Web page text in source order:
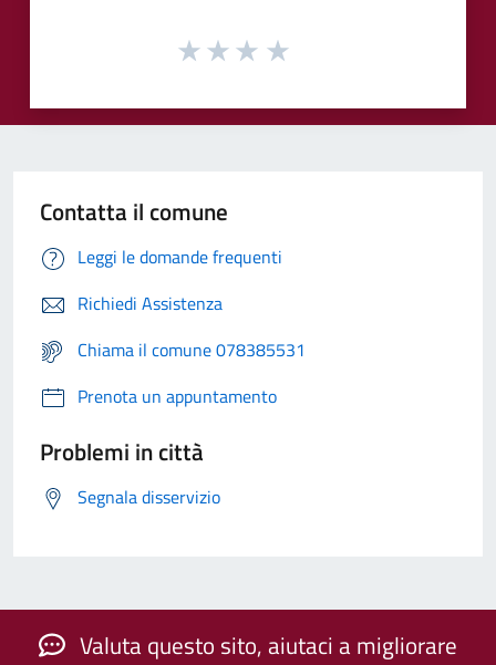
Contatta il comune
Leggi le domande frequenti
Richiedi Assistenza
Chiama il comune 078385531
Prenota un appuntamento
Problemi in città
Segnala disservizio
Valuta questo sito, aiutaci a migliorare